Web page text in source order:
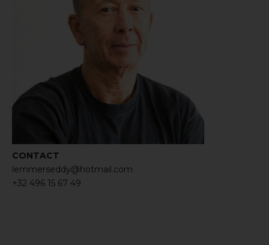
CONTACT
lemmerseddy@hotmail.com
+32 496 15 67 49